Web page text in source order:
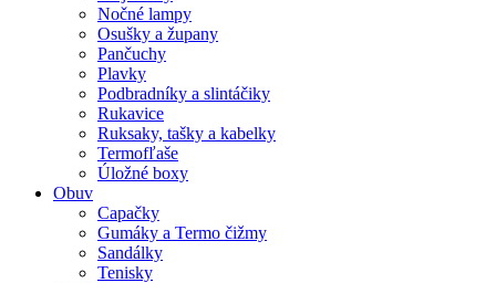
Nočné lampy
Osušky a župany
Pančuchy
Plavky
Podbradníky a slintáčiky
Rukavice
Ruksaky, tašky a kabelky
Termofľaše
Úložné boxy
Obuv
Capačky
Gumáky a Termo čižmy
Sandálky
Tenisky